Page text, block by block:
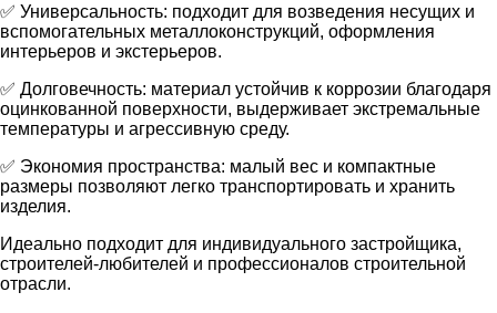
✅ Универсальность: подходит для возведения несущих и
вспомогательных металлоконструкций, оформления
интерьеров и экстерьеров.
✅ Долговечность: материал устойчив к коррозии благодаря
оцинкованной поверхности, выдерживает экстремальные
температуры и агрессивную среду.
✅ Экономия пространства: малый вес и компактные
размеры позволяют легко транспортировать и хранить
изделия.
Идеально подходит для индивидуального застройщика,
строителей-любителей и профессионалов строительной
отрасли.